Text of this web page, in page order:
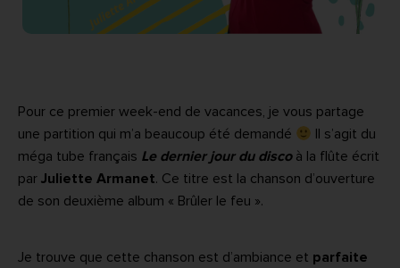
Pour ce premier week-end de vacances, je vous partage
une partition qui m’a beaucoup été demandé
Il s’agit du
méga tube français Le dernier jour du disco à la flûte écrit
par Juliette Armanet. Ce titre est la chanson d’ouverture
de son deuxième album « Brûler le feu ».
Je trouve que cette chanson est d’ambiance et parfaite